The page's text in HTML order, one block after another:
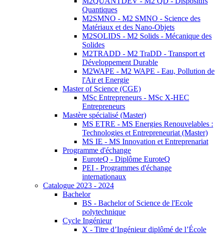
Quantiques
M2SMNO - M2 SMNO - Science des
Matériaux et des Nano-Objets
M2SOLIDS - M2 Solids - Mécanique des
Solides
M2TRADD - M2 TraDD - Transport et
Développement Durable
M2WAPE - M2 WAPE - Eau, Pollution de
l'Air et Energie
Master of Science (CGE)
MSc Entrepreneurs - MSc X-HEC
Entrepreneurs
Mastère spécialisé (Master)
MS ETRE - MS Energies Renouvelables :
Technologies et Entrepreneuriat (Master)
MS IE - MS Innovation et Entreprenariat
Programme d'échange
EuroteQ - Diplôme EuroteQ
PEI - Programmes d'échange
internationaux
Catalogue 2023 - 2024
Bachelor
BS - Bachelor of Science de l'Ecole
polytechnique
Cycle Ingénieur
X - Titre d’Ingénieur diplômé de l’École